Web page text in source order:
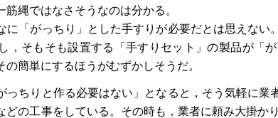
縄ではなさそうなのは分かる。
「がっちり」とした手すりが必要だとは思えない
，そもそも設置する「手すりセット」の製品が「
簡単にするほうがむずかしそうだ。
ちりと作る必要はない」となると，そう気軽に業
どの工事をしている。その時も，業者に頼み大掛